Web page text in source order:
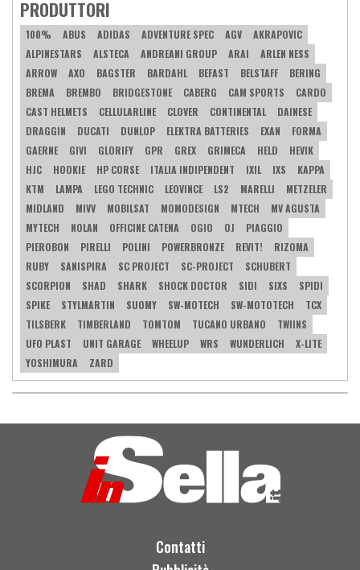
PRODUTTORI
100% ABUS ADIDAS ADVENTURE SPEC AGV
AKRAPOVIC
ALPINESTARS
ALSTECA ANDREANI GROUP ARAI
ARLEN NESS
ARROW
AXO BAGSTER BARDAHL BEFAST BELSTAFF
BERING
BREMA
BREMBO BRIDGESTONE CABERG CAM SPORTS
CARDO
CAST HELMETS
CELLULARLINE CLOVER CONTINENTAL
DAINESE
DRAGGIN
DUCATI DUNLOP ELEKTRA BATTERIES EXAN
FORMA
GAERNE
GIVI GLORIFY GPR GREX GRIMECA HELD
HEVIK
HJC
HOOKIE HP CORSE ITALIA INDIPENDENT IXIL IXS
KAPPA
KTM
LAMPA LEGO TECHNIC LEOVINCE LS2 MARELLI
METZELER
MIDLAND
MIVV MOBILSAT MOMODESIGN MTECH
MV AGUSTA
MYTECH
NOLAN OFFICINE CATENA OGIO OJ
PIAGGIO
PIEROBON
PIRELLI POLINI POWERBRONZE REVIT!
RIZOMA
RUBY
SANISPIRA SC PROJECT SC-PROJECT
SCHUBERT
SCORPION
SHAD SHARK SHOCK DOCTOR SIDI SIXS
SPIDI
SPIKE
STYLMARTIN SUOMY SW-MOTECH SW-MOTOTECH
TCX
TILSBERK
TIMBERLAND TOMTOM TUCANO URBANO
TWIINS
UFO PLAST
UNIT GARAGE WHEELUP WRS WUNDERLICH
X-LITE
YOSHIMURA
ZARD
Contatti